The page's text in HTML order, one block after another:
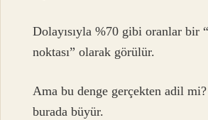
Dolayısıyla %70 gibi oranlar bir
noktası” olarak görülür.
Ama bu denge gerçekten adil mi?
burada büyür.